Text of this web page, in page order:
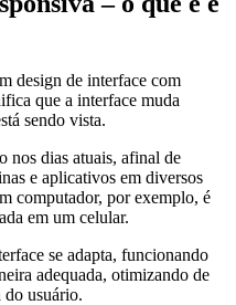
design de interface com
que a interface muda
sendo vista.
nos dias atuais, afinal de
e aplicativos em diversos
computador, por exemplo, é
em um celular.
se adapta, funcionando
adequada, otimizando de
do usuário.